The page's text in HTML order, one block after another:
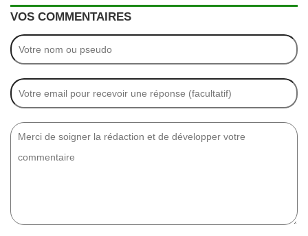
VOS COMMENTAIRES